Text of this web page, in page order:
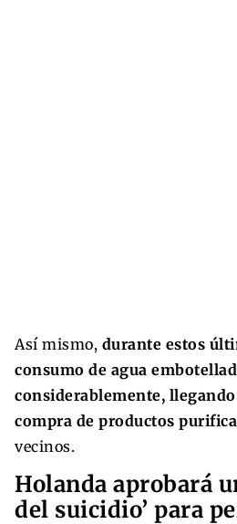
Así mismo, durante estos
consumo de agua
considerablemente,
compra de productos
vecinos.
Holanda aprobará
del suicidio’ para